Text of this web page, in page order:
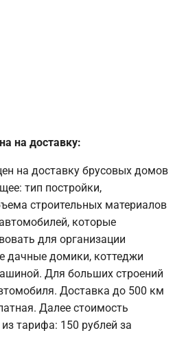
на доставку:
на доставку брусовых домов
тип постройки,
строительных материалов
которые
для организации
дачные домики, коттеджи
Для больших строений
Доставка до 500 км
Далее стоимость
тарифа: 150 рублей за